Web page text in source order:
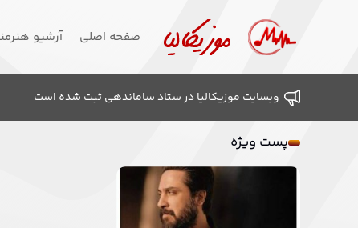
صفحه اصلی آرشیو
وبسایت موزیکالیا در ستاد ساماندهی ثبت شده است
پست ویژه